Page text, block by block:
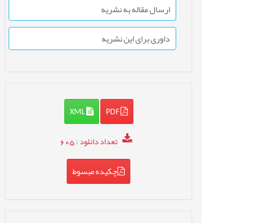
ارسال مقاله به نشریه
داوری برای این نشریه
PDF
XML
تعداد دانلود: 605
چکیده مبسوط